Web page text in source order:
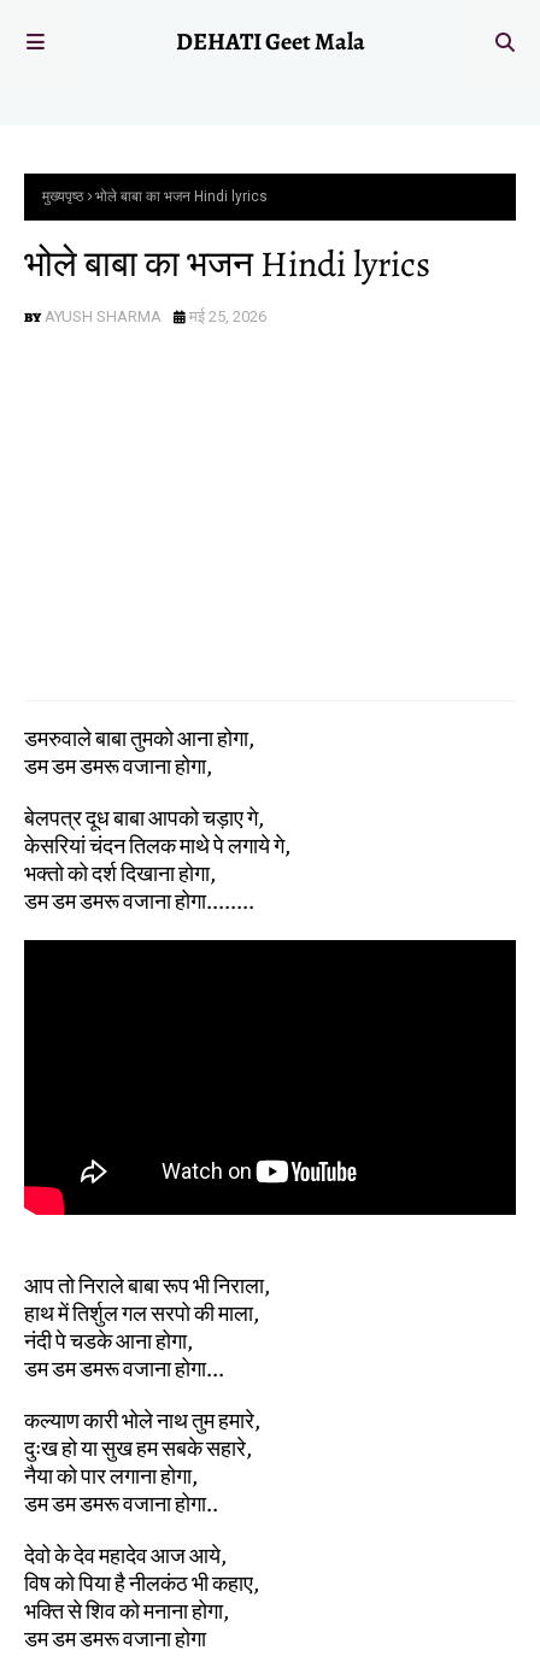
DEHATI Geet Mala
मुख्यपृष्ठ भोले बाबा का भजन Hindi lyrics
भोले बाबा का भजन Hindi lyrics
AYUSH SHARMA मई 25, 2026
डमरुवाले बाबा तुमको आना होगा,
डम डम डमरू वजाना होगा,
बेलपत्र दूध बाबा आपको चड़ाए गे,
केसरियां चंदन तिलक माथे पे लगाये गे,
भक्तो को दर्श दिखाना होगा,
डम डम डमरू वजाना होगा........
आप तो निराले बाबा रूप भी निराला,
हाथ में तिर्शुल गल सरपो की माला,
नंदी पे चडके आना होगा,
डम डम डमरू वजाना होगा...
कल्याण कारी भोले नाथ तुम हमारे,
दुःख हो या सुख हम सबके सहारे,
नैया को पार लगाना होगा,
डम डम डमरू वजाना होगा..
देवो के देव महादेव आज आये,
विष को पिया है नीलकंठ भी कहाए,
भक्ति से शिव को मनाना होगा,
डम डम डमरू वजाना होगा